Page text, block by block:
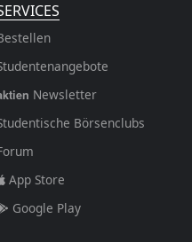
Newsletter
Börsenclubs
App Store
Google Play